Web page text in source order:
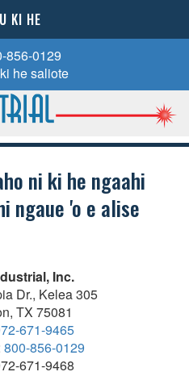
856-0129
he saliote
ni ki he ngaahi
ngaue 'o e alise
Inc.
Dr., Kelea 305
TX 75081
671-9465
800-856-0129
671-9468
KI HE